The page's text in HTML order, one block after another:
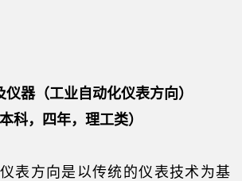
仪器（工业自动化仪表方向）
本科，四年，理工类）
表方向是以传统的仪表技术为基